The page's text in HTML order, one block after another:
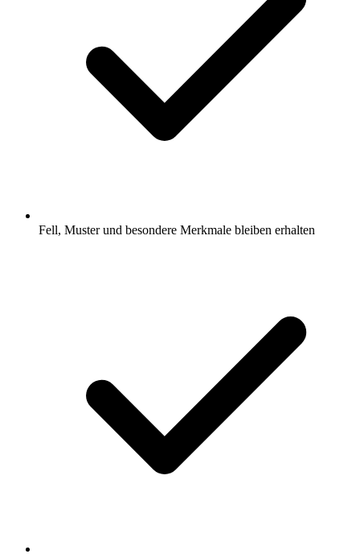
Fell, Muster und besondere Merkmale bleiben erhalten